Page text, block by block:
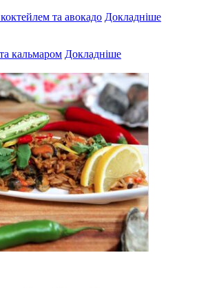
та авокадо Докладніше
кальмаром Докладніше